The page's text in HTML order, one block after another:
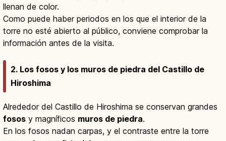
llenan de color.
Como puede haber periodos en los que el interior de la
torre no esté abierto al público, conviene comprobar la
información antes de la visita.
2. Los fosos y los muros de piedra del Castillo de
Hiroshima
Alrededor del Castillo de Hiroshima se conservan grandes
fosos y magníficos muros de piedra.
En los fosos nadan carpas, y el contraste entre la torre